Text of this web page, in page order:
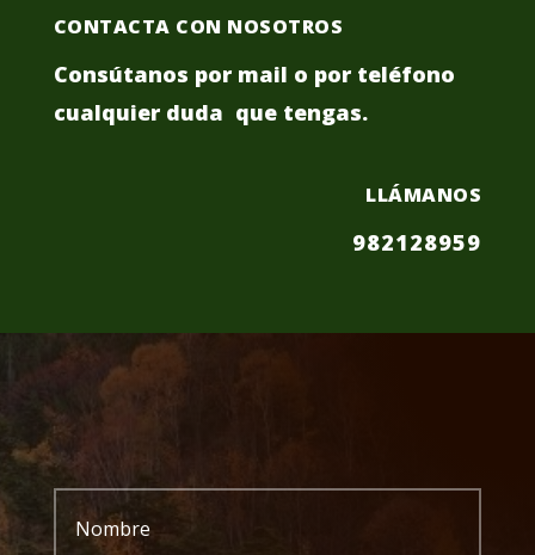
CONTACTA CON NOSOTROS
Consútanos por mail o por teléfono
cualquier duda que tengas.
LLÁMANOS
982128959